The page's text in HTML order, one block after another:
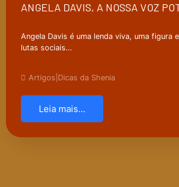
ANGELA DAVIS, A NOSSA VOZ
Angela Davis é uma lenda viva, uma figura
lutas sociais…
Artigos Dicas da Shenia
Leia mais...